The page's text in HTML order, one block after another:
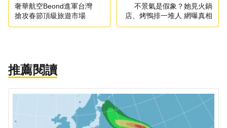
奢華航空Beond進軍台灣
搶攻春節頂級旅遊市場
不景氣是假象？她見火鍋
店、烤鴨排一堆人 網曝真相
推薦閱讀